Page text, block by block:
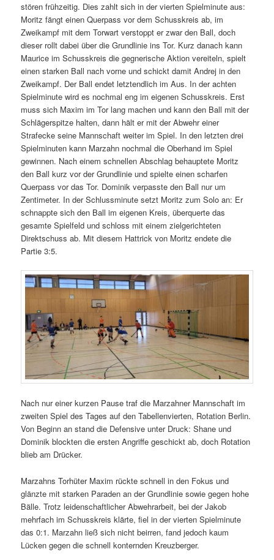
stören frühzeitig. Dies zahlt sich in der vierten Spielminute aus:
Moritz fängt einen Querpass vor dem Schusskreis ab, im
Zweikampf mit dem Torwart verstoppt er zwar den Ball, doch
dieser rollt dabei über die Grundlinie ins Tor. Kurz danach kann
Maurice im Schusskreis die gegnerische Aktion vereiteln, spielt
einen starken Ball nach vorne und schickt damit Andrej in den
Zweikampf. Der Ball endet letztendlich im Aus. In der achten
Spielminute wird es nochmal eng im eigenen Schusskreis. Erst
muss sich Maxim im Tor lang machen und kann den Ball mit der
Schlägerspitze halten, dann hält er mit der Abwehr einer
Strafecke seine Mannschaft weiter im Spiel. In den letzten drei
Spielminuten kann Marzahn nochmal die Oberhand im Spiel
gewinnen. Nach einem schnellen Abschlag behauptete Moritz
den Ball kurz vor der Grundlinie und spielte einen scharfen
Querpass vor das Tor. Dominik verpasste den Ball nur um
Zentimeter. In der Schlussminute setzt Moritz zum Solo an: Er
schnappte sich den Ball im eigenen Kreis, überquerte das
gesamte Spielfeld und schloss mit einem zielgerichteten
Direktschuss ab. Mit diesem Hattrick von Moritz endete die
Partie 3:5.
Nach nur einer kurzen Pause traf die Marzahner Mannschaft im
zweiten Spiel des Tages auf den Tabellenvierten, Rotation Berlin.
Von Beginn an stand die Defensive unter Druck: Shane und
Dominik blockten die ersten Angriffe geschickt ab, doch Rotation
blieb am Drücker.
Marzahns Torhüter Maxim rückte schnell in den Fokus und
glänzte mit starken Paraden an der Grundlinie sowie gegen hohe
Bälle. Trotz leidenschaftlicher Abwehrarbeit, bei der Jakob
mehrfach im Schusskreis klärte, fiel in der vierten Spielminute
das 0:1. Marzahn ließ sich nicht beirren, fand jedoch kaum
Lücken gegen die schnell konternden Kreuzberger.